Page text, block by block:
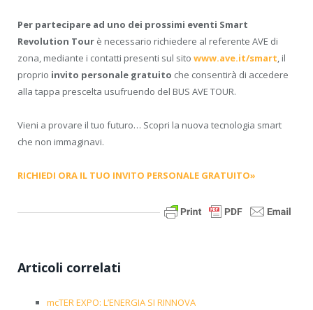
Per partecipare ad uno dei prossimi eventi Smart
Revolution Tour è necessario richiedere al referente AVE di
zona, mediante i contatti presenti sul sito www.ave.it/smart, il
proprio invito personale gratuito che consentirà di accedere
alla tappa prescelta usufruendo del BUS AVE TOUR.
Vieni a provare il tuo futuro… Scopri la nuova tecnologia smart
che non immaginavi.
RICHIEDI ORA IL TUO INVITO PERSONALE GRATUITO»
Articoli correlati
mcTER EXPO: L’ENERGIA SI RINNOVA